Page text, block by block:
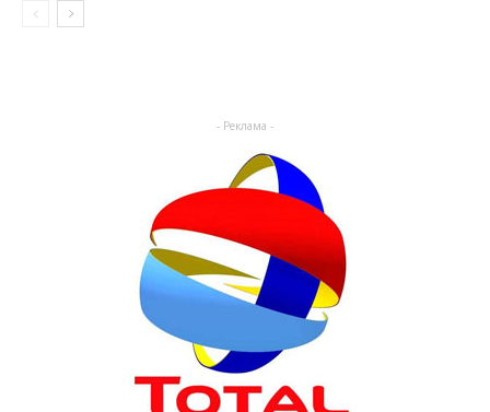
- Реклама -